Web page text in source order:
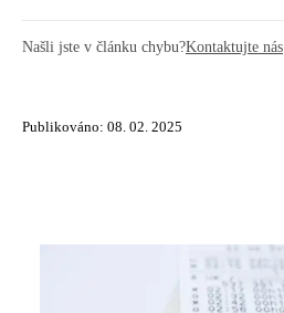
Našli jste v článku chybu?Kontaktujte nás
Publikováno: 08. 02. 2025